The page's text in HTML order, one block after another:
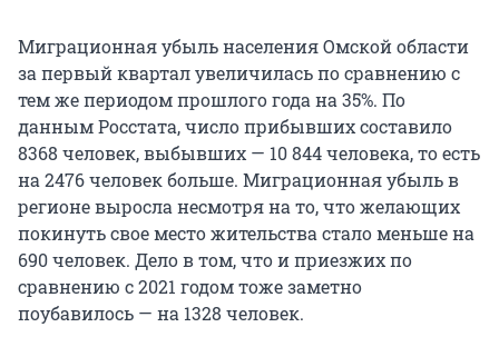
Миграционная убыль населения Омской области
за первый квартал увеличилась по сравнению с
тем же периодом прошлого года на 35%. По
данным Росстата, число прибывших составило
8368 человек, выбывших — 10 844 человека, то есть
на 2476 человек больше. Миграционная убыль в
регионе выросла несмотря на то, что желающих
покинуть свое место жительства стало меньше на
690 человек. Дело в том, что и приезжих по
сравнению с 2021 годом тоже заметно
поубавилось — на 1328 человек.